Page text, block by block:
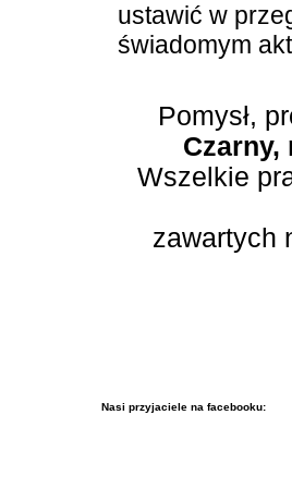
ustawić w
świadomym
Pomysł,
Czarny,
Wszelkie
zawartych
Nasi przyjaciele na facebooku: